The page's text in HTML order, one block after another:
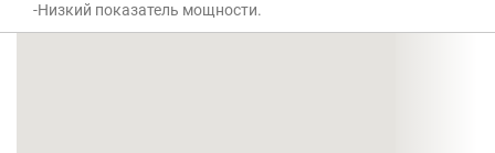
-Низкий показатель мощности.